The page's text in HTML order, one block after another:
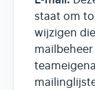
staat om
wijzigen